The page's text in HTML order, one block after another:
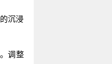
沉浸
调整